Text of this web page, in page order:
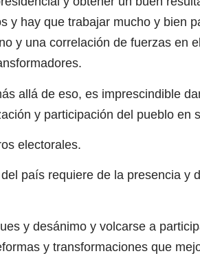
y hay que trabajar mucho y bien
y una correlación de fuerzas en
allá de eso, es imprescindible
y participación del pueblo en
electorales.
país requiere de la presencia y
y desánimo y volcarse a
y transformaciones que